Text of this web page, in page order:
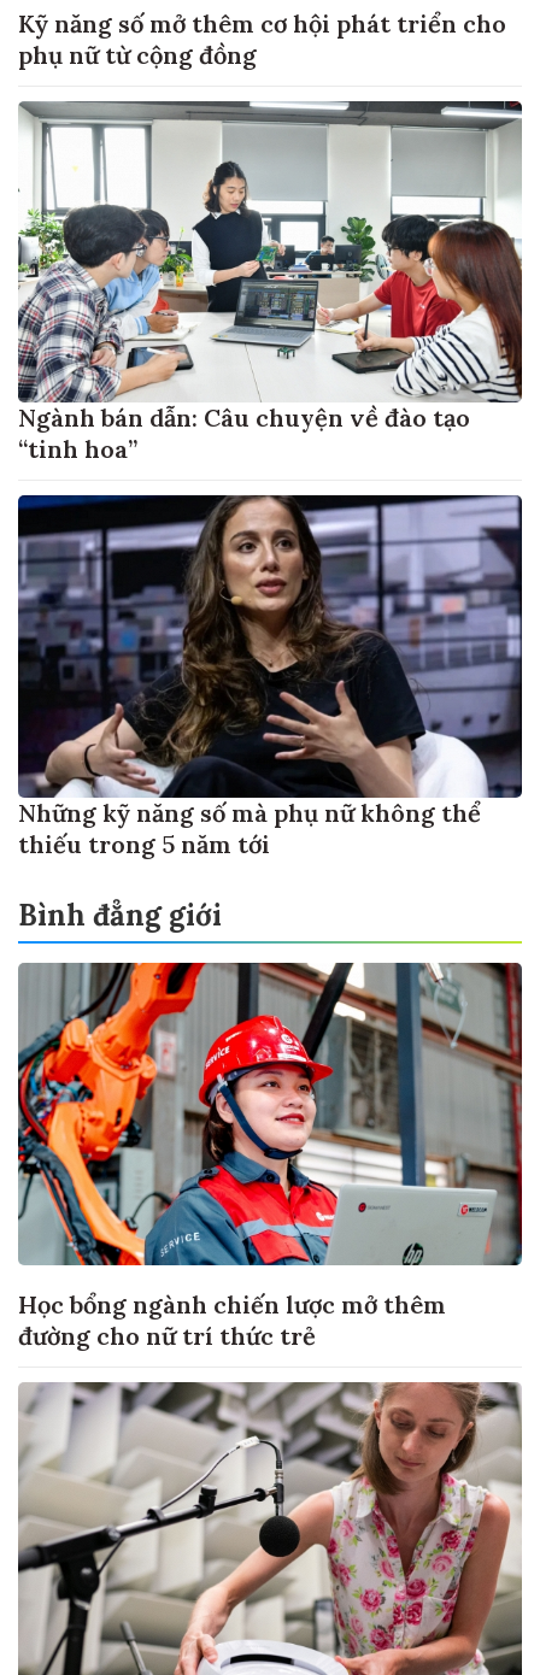
Kỹ năng số mở thêm cơ hội phát triển cho
phụ nữ từ cộng đồng
Ngành bán dẫn: Câu chuyện về đào tạo
“tinh hoa”
Những kỹ năng số mà phụ nữ không thể
thiếu trong 5 năm tới
Bình đẳng giới
Học bổng ngành chiến lược mở thêm
đường cho nữ trí thức trẻ